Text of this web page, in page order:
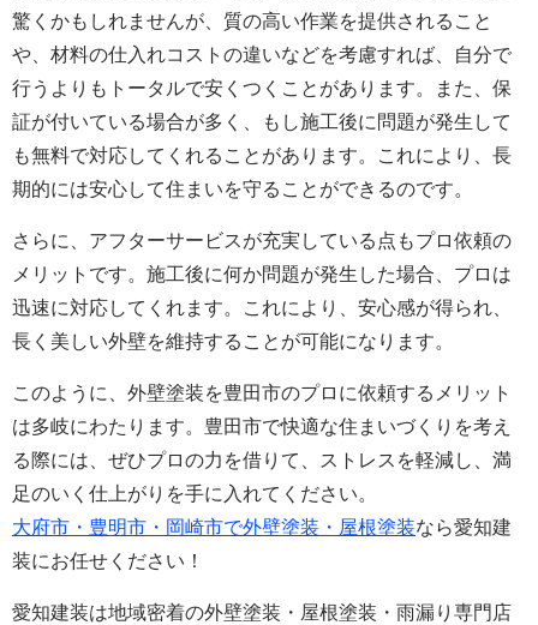
驚くかもしれませんが、質の高い作業を提供されること
や、材料の仕入れコストの違いなどを考慮すれば、自分で
行うよりもトータルで安くつくことがあります。また、保
証が付いている場合が多く、もし施工後に問題が発生して
も無料で対応してくれることがあります。これにより、長
期的には安心して住まいを守ることができるのです。
さらに、アフターサービスが充実している点もプロ依頼の
メリットです。施工後に何か問題が発生した場合、プロは
迅速に対応してくれます。これにより、安心感が得られ、
長く美しい外壁を維持することが可能になります。
このように、外壁塗装を豊田市のプロに依頼するメリット
は多岐にわたります。豊田市で快適な住まいづくりを考え
る際には、ぜひプロの力を借りて、ストレスを軽減し、満
足のいく仕上がりを手に入れてください。
大府市・豊明市・岡崎市で外壁塗装・屋根塗装なら愛知建
装にお任せください！
愛知建装は地域密着の外壁塗装・屋根塗装・雨漏り専門店